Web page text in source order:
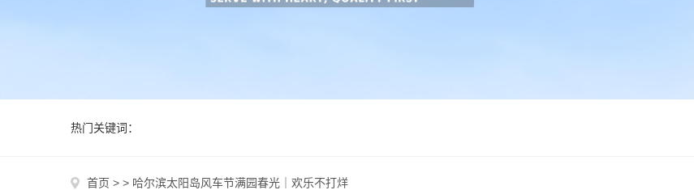
热门关键词：
首页 > > 哈尔滨太阳岛风车节满园春光｜欢乐不打烊